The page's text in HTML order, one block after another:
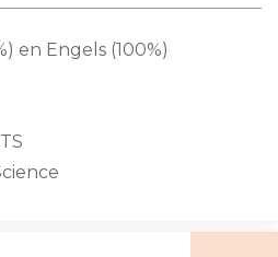
Engels (100%)